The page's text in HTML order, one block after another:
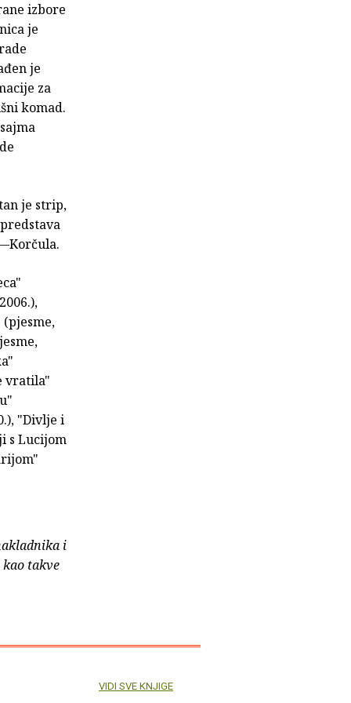
izbore
je
je
za
komad.
je strip,
vratila"
"Divlje i
s Lucijom
i
takve
VIDI SVE KNJIGE